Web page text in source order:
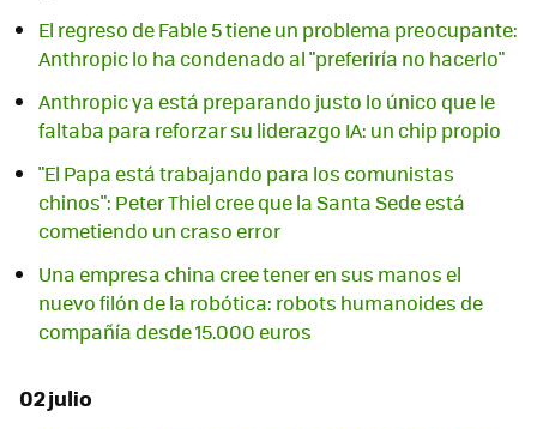
El regreso de Fable 5 tiene un problema preocupante:
Anthropic lo ha condenado al "preferiría no hacerlo"
Anthropic ya está preparando justo lo único que le
faltaba para reforzar su liderazgo IA: un chip propio
"El Papa está trabajando para los comunistas
chinos": Peter Thiel cree que la Santa Sede está
cometiendo un craso error
Una empresa china cree tener en sus manos el
nuevo filón de la robótica: robots humanoides de
compañía desde 15.000 euros
02 julio